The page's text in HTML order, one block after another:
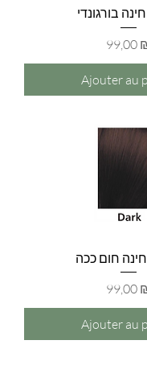
בורגונדי
Prix
99,00
Ajouter au
חום ככה
Prix
99,00
Ajouter au